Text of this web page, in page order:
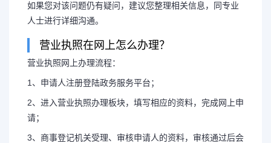
如果您对该问题仍有疑问，建议您整理相关信息，同专业
人士进行详细沟通。
营业执照在网上怎么办理？
营业执照网上办理流程：
1、申请人注册登陆政务服务平台；
2、进入营业执照办理板块，填写相应的资料，完成网上申
请；
3、商事登记机关受理、审核申请人的资料，审核通过后会